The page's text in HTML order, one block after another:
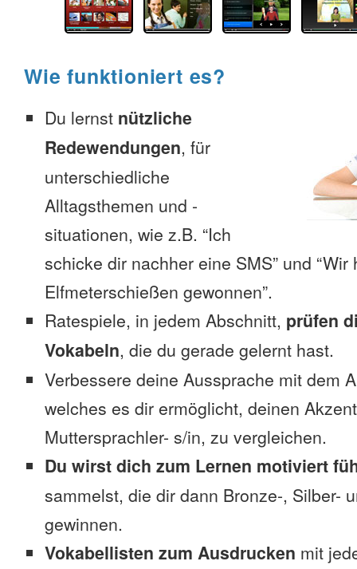
Wie funktioniert es?
Du lernst nützliche
Redewendungen, für
unterschiedliche
Alltagsthemen und -
situationen, wie z.B. “Ich
schicke dir nachher eine SMS” und
Elfmeterschießen gewonnen”.
Ratespiele, in jedem Abschnitt, prüfen
Vokabeln, die du gerade gelernt hast.
Verbessere deine Aussprache mit dem
welches es dir ermöglicht, deinen
Muttersprachler- s/in, zu vergleichen.
Du wirst dich zum Lernen motiviert
sammelst, die dir dann Bronze-, Silber-
gewinnen.
Vokabellisten zum Ausdrucken mit